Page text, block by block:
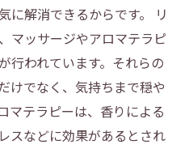
に解消できるからです。 リ
マッサージやアロマテラピ
行われています。それらの
けでなく、気持ちまで穏や
マテラピーは、香りによる
スなどに効果があるとされ